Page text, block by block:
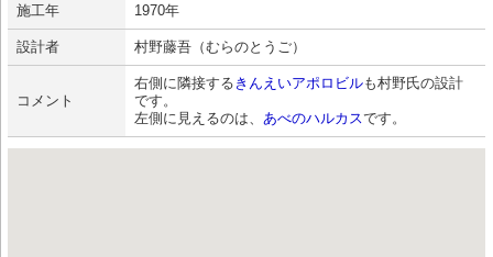
施工年 1970年
設計者 村野藤吾（むらのとうご）
コメント
右側に隣接する きんえいアポロビルも村野氏の設計
です。
左側に見えるのは、 あべのハルカスです。